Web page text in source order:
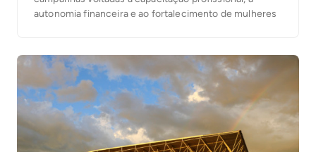
autonomia financeira e ao fortalecimento de mulheres